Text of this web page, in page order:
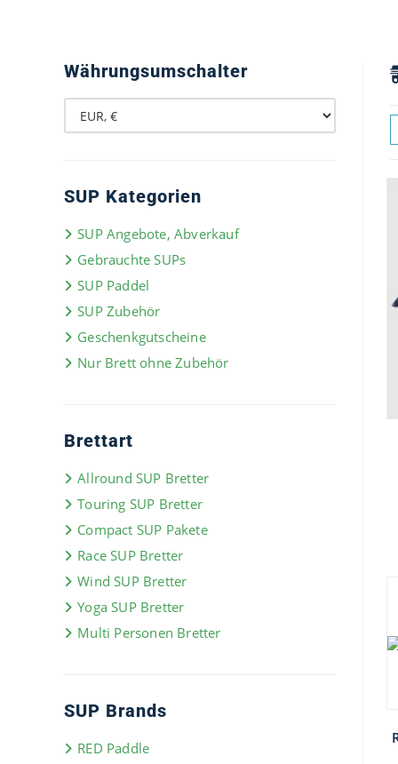
Währungsumschalter
SUP Kategorien
SUP Angebote, Abverkauf
Gebrauchte SUPs
SUP Paddel
SUP Zubehör
Geschenkgutscheine
Nur Brett ohne Zubehör
Brettart
Allround SUP Bretter
Touring SUP Bretter
Compact SUP Pakete
Race SUP Bretter
Wind SUP Bretter
Yoga SUP Bretter
Multi Personen Bretter
SUP Brands
RED Paddle